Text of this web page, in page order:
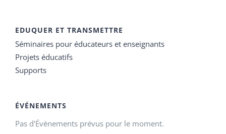
EDUQUER ET TRANSMETTRE
Séminaires pour éducateurs et enseignants
Projets éducatifs
Supports
ÉVÉNEMENTS
Pas d'Évènements prévus pour le moment.